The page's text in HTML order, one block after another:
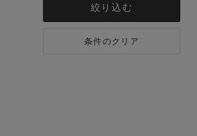
絞り込む
条件のクリア